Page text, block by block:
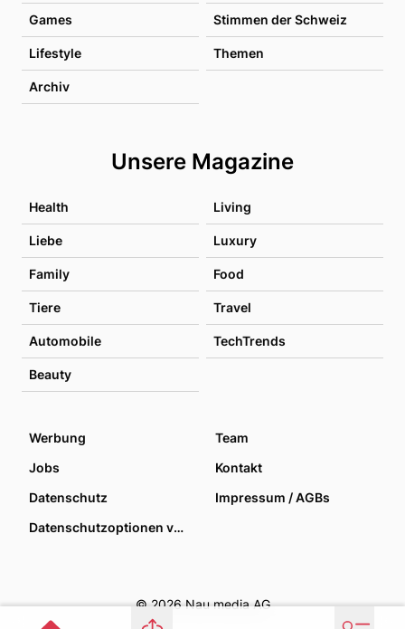
Games Stimmen der Schweiz
Lifestyle Themen
Archiv
Unsere Magazine
Health Living
Liebe Luxury
Family Food
Tiere Travel
Automobile TechTrends
Beauty
Werbung
Team
Jobs
Kontakt
Datenschutz
Impressum / AGBs
Datenschutzoptionen verwalten
© 2026 Nau media AG